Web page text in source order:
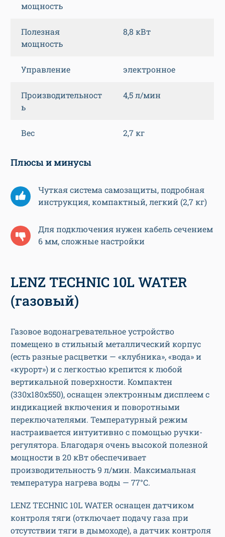
мощность
Полезная
мощность
8,8 кВт
Управление электронное
Производительност
ь
4,5 л/мин
Вес 2,7 кг
Плюсы и минусы
Чуткая система самозащиты, подробная
инструкция, компактный, легкий (2,7 кг)
Для подключения нужен кабель сечением
6 мм, сложные настройки
LENZ TECHNIC 10L WATER
(газовый)
Газовое водонагревательное устройство
помещено в стильный металлический корпус
(есть разные расцветки — «клубника», «вода» и
«курорт») и с легкостью крепится к любой
вертикальной поверхности. Компактен
(330x180x550), оснащен электронным дисплеем с
индикацией включения и поворотными
переключателями. Температурный режим
настраивается интуитивно с помощью ручки-
регулятора. Благодаря очень высокой полезной
мощности в 20 кВт обеспечивает
производительность 9 л/мин. Максимальная
температура нагрева воды — 77°C.
LENZ TECHNIC 10L WATER оснащен датчиком
контроля тяги (отключает подачу газа при
отсутствии тяги в дымоходе), а датчик контроля